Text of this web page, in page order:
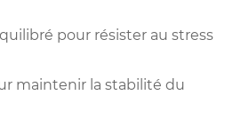
pour résister au stress
maintenir la stabilité du